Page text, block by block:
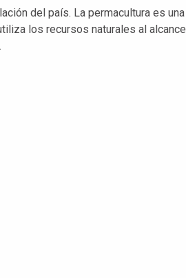
del país. La permacultura es una
los recursos naturales al alcance